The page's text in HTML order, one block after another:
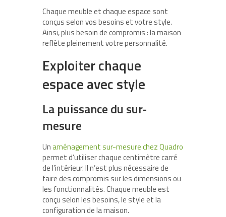
Chaque meuble et chaque espace sont
conçus selon vos besoins et votre style.
Ainsi, plus besoin de compromis : la maison
reflète pleinement votre personnalité.
Exploiter chaque
espace avec style
La puissance du sur-
mesure
Unaménagement sur-mesure chez Quadro
permet d’utiliser chaque centimètre carré
de l’intérieur. Il n’est plus nécessaire de
faire des compromis sur les dimensions ou
les fonctionnalités. Chaque meuble est
conçu selon les besoins, le style et la
configuration de la maison.